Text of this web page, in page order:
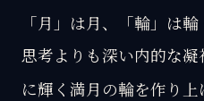
「月」は月、「輪」は
思考よりも深い内的な
に輝く満月の輪を作り上